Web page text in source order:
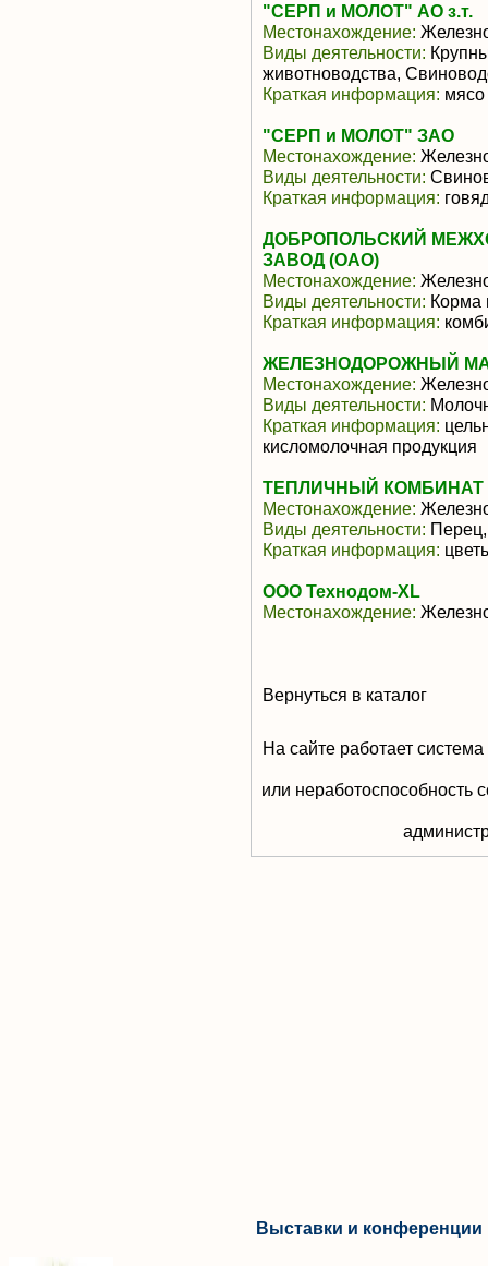
"СЕРП и МОЛОТ" АО з.т.
Местонахождение:
Виды деятельности:
животноводства,
Краткая информация: мясо
"СЕРП и МОЛОТ" ЗАО
Местонахождение:
Виды деятельности:
Краткая информация:
ДОБРОПОЛЬСКИЙ
ЗАВОД (ОАО)
Местонахождение:
Виды деятельности: Корма
Краткая информация:
ЖЕЛЕЗНОДОРОЖНЫЙ
Местонахождение:
Виды деятельности:
Краткая информация:
кисломолочная продукция
ТЕПЛИЧНЫЙ КОМБИНАТ
Местонахождение:
Виды деятельности:
Краткая информация:
ООО Технодом-XL
Местонахождение:
Вернуться в каталог
На сайте работает
или неработоспособность
Выставки и конференции